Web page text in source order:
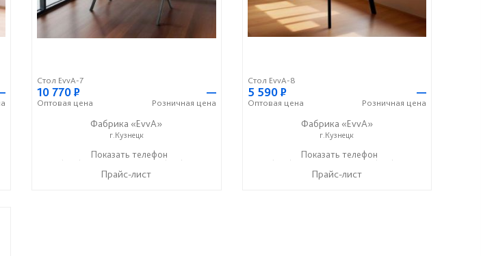
99
Стол EvvA-7
10 770Р
Оптовая цена
—
Розничная цена
Фабрика «EvvA»
г.Кузнецк
+7 (996) 247-97-09 ☎+7 (937) 917-19-99
Показать телефон
Прайс-лист
Стол EvvA-8
5 590Р
Оптовая цена
—
Розничная цена
Фабрика «EvvA»
г.Кузнецк
+7 (996) 247-97-09 ☎+7 (937) 917-19-99
Показать телефон
Прайс-лист